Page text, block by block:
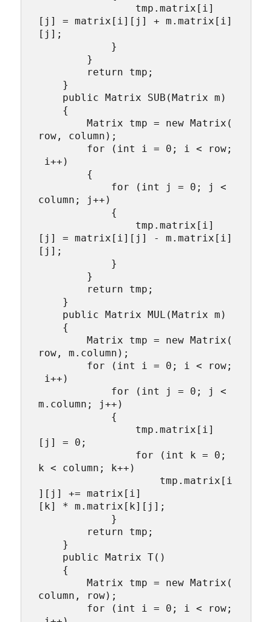
tmp.matrix[i]
[j] = matrix[i][j] + m.matrix[i]
[j];
}
}
return tmp;
}
public Matrix SUB(Matrix m)
{
Matrix tmp = new Matrix(
row, column);
for (int i = 0; i < row;
i++)
{
for (int j = 0; j <
column; j++)
{
tmp.matrix[i]
[j] = matrix[i][j] - m.matrix[i]
[j];
}
}
return tmp;
}
public Matrix MUL(Matrix m)
{
Matrix tmp = new Matrix(
row, m.column);
for (int i = 0; i < row;
i++)
for (int j = 0; j <
m.column; j++)
{
tmp.matrix[i]
[j] = 0;
for (int k = 0;
k < column; k++)
tmp.matrix[i
][j] += matrix[i]
[k] * m.matrix[k][j];
}
return tmp;
}
public Matrix T()
{
Matrix tmp = new Matrix(
column, row);
for (int i = 0; i < row;